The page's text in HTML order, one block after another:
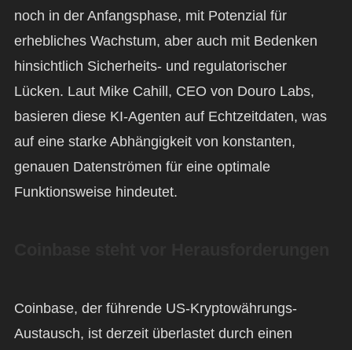
noch in der Anfangsphase, mit Potenzial für
erhebliches Wachstum, aber auch mit Bedenken
hinsichtlich Sicherheits- und regulatorischer
Lücken. Laut Mike Cahill, CEO von Douro Labs,
basieren diese KI-Agenten auf Echtzeitdaten, was
auf eine starke Abhängigkeit von konstanten,
genauen Datenströmen für eine optimale
Funktionsweise hindeutet.
Coinbase, der führende US-Kryptowährungs-
Austausch, ist derzeit überlastet durch einen